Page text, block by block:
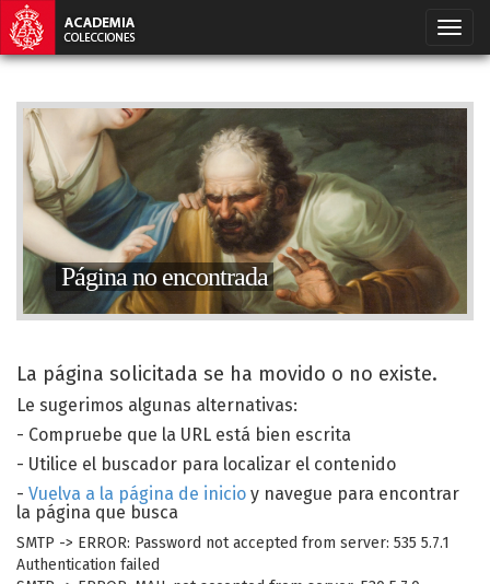
Página no encontrada
La página solicitada se ha movido o no existe.
Le sugerimos algunas alternativas:
- Compruebe que la URL está bien escrita
- Utilice el buscador para localizar el contenido
- Vuelva a la página de inicio y navegue para encontrar
la página que busca
SMTP -> ERROR: Password not accepted from server: 535 5.7.1
Authentication failed